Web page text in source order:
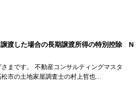
渡した場合の長期譲渡所得の特別控除 N
さまです。 不動産コンサルティングマスタ
市の土地家屋調査士の村上哲也...